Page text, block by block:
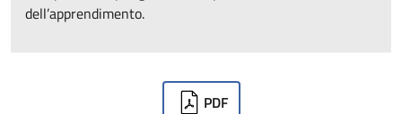
dell’apprendimento.
PDF